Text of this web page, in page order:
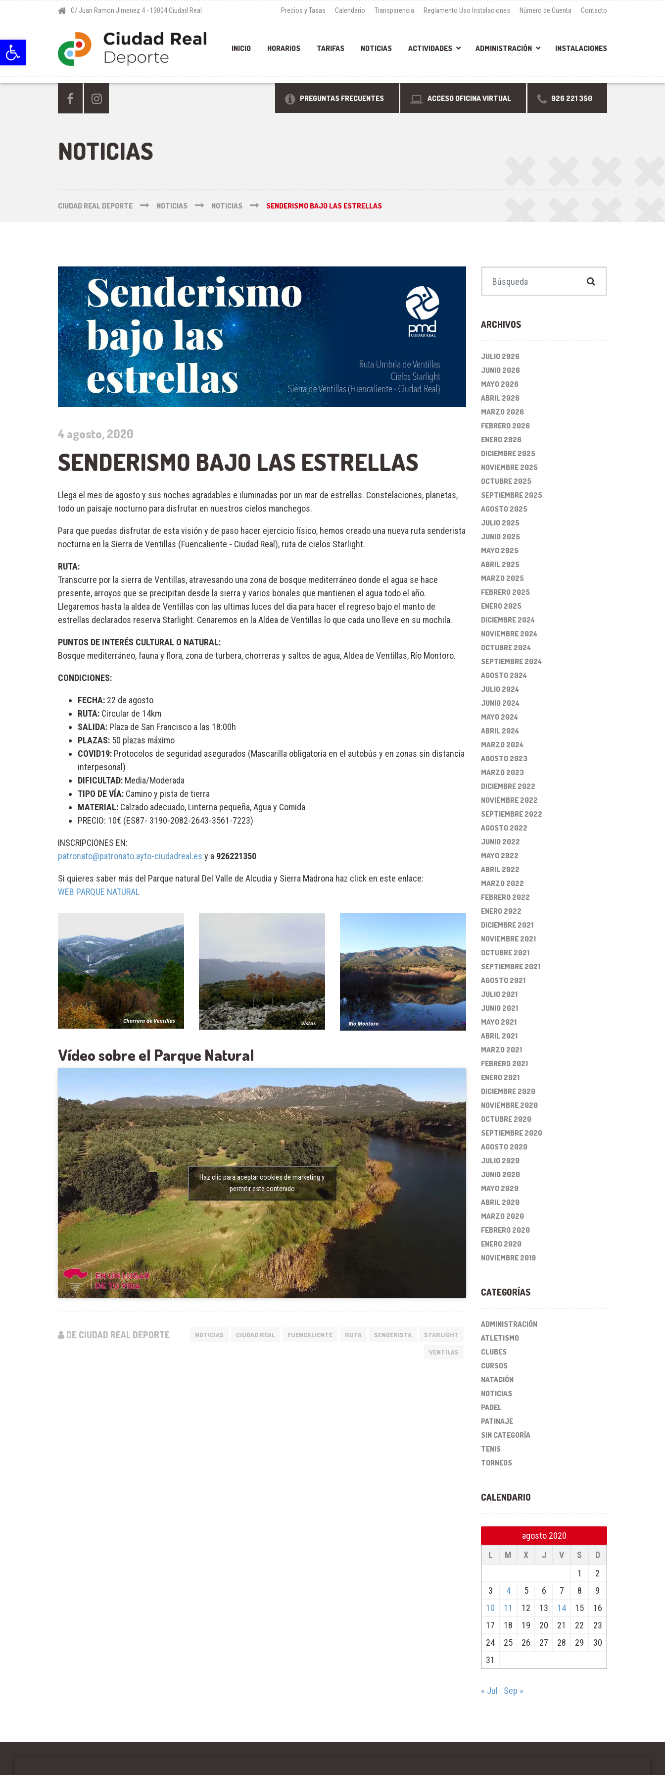
Abrir barra de herramientas
C/ Juan Ramon Jimenez 4 - 13004 Ciudad Real Precios y Tasas Calendario Transparencia Reglamento Uso Instalaciones Número de Cuenta Contacto
INICIO HORARIOS TARIFAS NOTICIAS ACTIVIDADES ADMINISTRACIÓN INSTALACIONES
PREGUNTAS FRECUENTES ACCESO OFICINA VIRTUAL 926 221 350
NOTICIAS
CIUDAD REAL DEPORTE NOTICIAS NOTICIAS SENDERISMO BAJO LAS ESTRELLAS
4 agosto, 2020
SENDERISMO BAJO LAS ESTRELLAS
Llega el mes de agosto y sus noches agradables e iluminadas por un mar de estrellas. Constelaciones, planetas,
todo un paisaje nocturno para disfrutar en nuestros cielos manchegos.
Para que puedas disfrutar de esta visión y de paso hacer ejercicio físico, hemos creado una nueva ruta senderista
nocturna en la Sierra de Ventillas (Fuencaliente - Ciudad Real), ruta de cielos Starlight.
RUTA:
Transcurre por la sierra de Ventillas, atravesando una zona de bosque mediterráneo donde el agua se hace
presente, arroyos que se precipitan desde la sierra y varios bonales que mantienen el agua todo el año.
Llegaremos hasta la aldea de Ventillas con las ultimas luces del dia para hacer el regreso bajo el manto de
estrellas declarados reserva Starlight. Cenaremos en la Aldea de Ventillas lo que cada uno lleve en su mochila.
PUNTOS DE INTERÉS CULTURAL O NATURAL:
Bosque mediterráneo, fauna y flora, zona de turbera, chorreras y saltos de agua, Aldea de Ventillas, Río Montoro.
CONDICIONES:
FECHA: 22 de agosto
RUTA: Circular de 14km
SALIDA: Plaza de San Francisco a las 18:00h
PLAZAS: 50 plazas máximo
COVID19: Protocolos de seguridad asegurados (Mascarilla obligatoria en el autobús y en zonas sin distancia
interpesonal)
DIFICULTAD: Media/Moderada
TIPO DE VÍA: Camino y pista de tierra
MATERIAL: Calzado adecuado, Linterna pequeña, Agua y Comida
PRECIO: 10€ (ES87- 3190-2082-2643-3561-7223)
INSCRIPCIONES EN:
patronato@patronato.ayto-ciudadreal.es y a 926221350
Si quieres saber más del Parque natural Del Valle de Alcudia y Sierra Madrona haz click en este enlace:
WEB PARQUE NATURAL
Vídeo sobre el Parque Natural
Haz clic para aceptar cookies de marketing y
permitir este contenido
DE CIUDAD REAL DEPORTE NOTICIAS CIUDAD REAL FUENCALIENTE RUTA SENDERISTA STARLIGHT
VENTILAS
ARCHIVOS
JULIO 2026
JUNIO 2026
MAYO 2026
ABRIL 2026
MARZO 2026
FEBRERO 2026
ENERO 2026
DICIEMBRE 2025
NOVIEMBRE 2025
OCTUBRE 2025
SEPTIEMBRE 2025
AGOSTO 2025
JULIO 2025
JUNIO 2025
MAYO 2025
ABRIL 2025
MARZO 2025
FEBRERO 2025
ENERO 2025
DICIEMBRE 2024
NOVIEMBRE 2024
OCTUBRE 2024
SEPTIEMBRE 2024
AGOSTO 2024
JULIO 2024
JUNIO 2024
MAYO 2024
ABRIL 2024
MARZO 2024
AGOSTO 2023
MARZO 2023
DICIEMBRE 2022
NOVIEMBRE 2022
SEPTIEMBRE 2022
AGOSTO 2022
JUNIO 2022
MAYO 2022
ABRIL 2022
MARZO 2022
FEBRERO 2022
ENERO 2022
DICIEMBRE 2021
NOVIEMBRE 2021
OCTUBRE 2021
SEPTIEMBRE 2021
AGOSTO 2021
JULIO 2021
JUNIO 2021
MAYO 2021
ABRIL 2021
MARZO 2021
FEBRERO 2021
ENERO 2021
DICIEMBRE 2020
NOVIEMBRE 2020
OCTUBRE 2020
SEPTIEMBRE 2020
AGOSTO 2020
JULIO 2020
JUNIO 2020
MAYO 2020
ABRIL 2020
MARZO 2020
FEBRERO 2020
ENERO 2020
NOVIEMBRE 2019
CATEGORÍAS
ADMINISTRACIÓN
ATLETISMO
CLUBES
CURSOS
NATACIÓN
NOTICIAS
PADEL
PATINAJE
SIN CATEGORÍA
TENIS
TORNEOS
CALENDARIO
agosto 2020
L
M X J V S
D
1
2
3
4 5 6 7 8
9
10
11 12 13 14 15
16
17
18 19 20 21 22
23
24
25 26 27 28 29
30
31
« Jul Sep »